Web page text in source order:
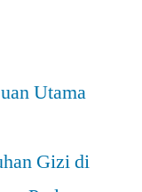
Utama
Gizi di